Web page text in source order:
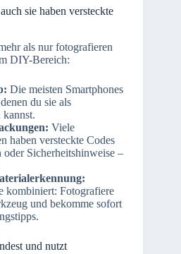
sie haben versteckte
als nur fotografieren
DIY-Bereich:
Die meisten Smartphones
du sie als
kannst.
Viele
haben versteckte Codes
Sicherheitshinweise –
kombiniert: Fotografiere
und bekomme sofort
und nutzt